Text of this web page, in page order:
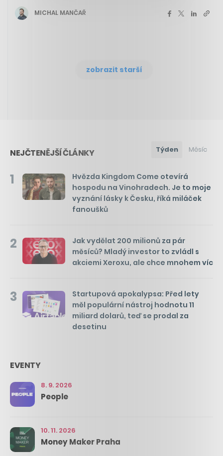
MICHAL MANČAŘ
zobrazit starší
NEJČTENĚJŠÍ ČLÁNKY Týden Měsíc
1
Hvězda Kingdom Come otevírá
hospodu na Vinohradech. Je to moje
vyznání lásky k Česku, říká miláček
fanoušků
2
Jak vydělat 200 milionů za pár
měsíců? Mladý investor to zvládl s
akciemi Xeroxu, ale chce mnohem víc
3
Startupová apokalypsa: Před lety
měl populární nástroj hodnotu 11
miliard dolarů, teď se prodal za
desetinu
EVENTY
8. 9. 2026
People
10. 11. 2026
Money Maker Praha